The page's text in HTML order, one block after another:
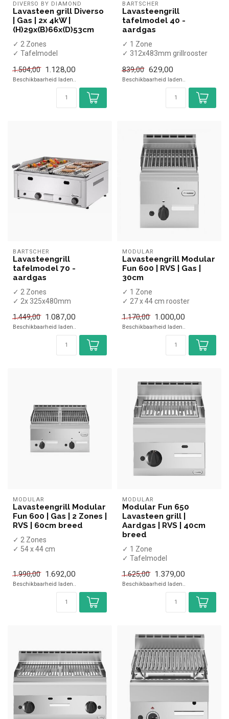
DIVERSO BY DIAMOND
Lavasteen grill Diverso
| Gas | 2x 4kW |
(H)29x(B)66x(D)53cm
✓ 2 Zones
✓ Tafelmodel
✓ Gas
1.504,00 1.128,00
Beschikbaarheid laden..
BARTSCHER
Lavasteengrill
tafelmodel 40 -
aardgas
✓ 1 Zone
✓ 312x483mm grillrooster
✓ 4 kW
✓ Gas
839,00 629,00
Beschikbaarheid laden..
BARTSCHER
Lavasteengrill
tafelmodel 70 -
aardgas
✓ 2 Zones
✓ 2x 325x480mm
✓ Tafelmodel
✓ 8 kW
1.449,00 1.087,00
Beschikbaarheid laden..
MODULAR
Lavasteengrill Modular
Fun 600 | RVS | Gas |
30cm
✓ 1 Zone
✓ 27 x 44 cm rooster
✓ 5,5 kW
✓ Gas
1.170,00 1.000,00
Beschikbaarheid laden..
MODULAR
Lavasteengrill Modular
Fun 600 | Gas | 2 Zones |
RVS | 60cm breed
✓ 2 Zones
✓ 54 x 44 cm
✓ Gas
1.990,00 1.692,00
Beschikbaarheid laden..
MODULAR
Modular Fun 650
Lavasteen grill |
Aardgas | RVS | 40cm
breed
✓ 1 Zone
✓ Tafelmodel
✓ Gas
1.625,00 1.379,00
Beschikbaarheid laden..